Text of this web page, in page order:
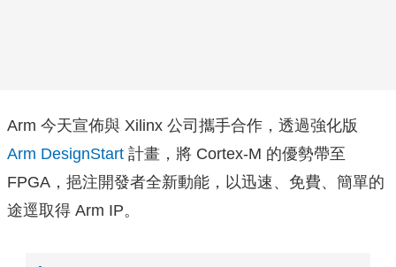
Arm 今天宣佈與 Xilinx 公司攜手合作，透過強化版
Arm DesignStart 計畫，將 Cortex-M 的優勢帶至
FPGA，挹注開發者全新動能，以迅速、免費、簡單的
途逕取得 Arm IP。